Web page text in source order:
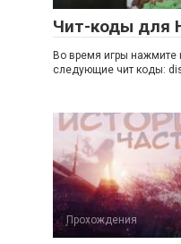
Чит-коды для
Во время игры нажмите
следующие чит коды:
Прохождения